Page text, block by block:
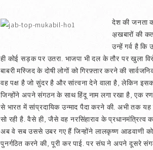
देश की जनता
अ़खबारों की
उन्हें गर्व है
ही कोई सड़क पर उतरा. भाजपा भी दल के तौर पर खुला
बाबरी मस्जिद के दोषी लोगों को गिरफ़्तार करने की
वह पक्ष है जो सुंदर है और सांत्वना देने वाला है, लेकिन
जिन्होंने अपने संगठन के साथ हिंदू नाम लगा रखा है, एक
से भारत में सांप्रदायिक उन्माद पैदा करने की. अभी तक
सो रही है. वैसे ही, जैसे वह नरसिंहाराव के
अब वे सब उससे उबर गए हैं जिन्होंने लालकृष्ण आडवाणी को
पुनर्गठित करने की, पूरी कर पाई. पर संघ ने अपने दूसरे